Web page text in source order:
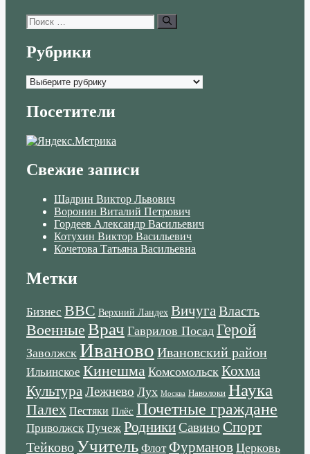
Поиск:
Рубрики
Рубрики
Посетители
Свежие записи
Шадрин Виктор Львович
Воронин Виталий Петрович
Гордеев Александр Васильевич
Котухин Виктор Васильевич
Кочетова Татьяна Васильевна
Метки
Бизнес ВВС Верхний Ландех ВичугаВласть
Военные Врач Гаврилов Посад Герой
Заволжск Иваново Ивановский район
Ильинское Кинешма Комсомольск Кохма
КультураЛежнево Лух Москва Наволоки Наука
Палех Пестяки Плёс Почетные граждане
Приволжск Пучеж РодникиСавино Спорт
ТейковоУчитель Флот Фурманов Церковь